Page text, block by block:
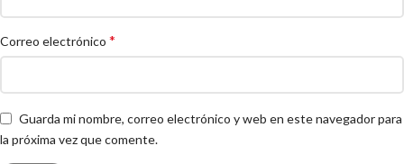
Correo electrónico *
Guarda mi nombre, correo electrónico y web en este navegador para
la próxima vez que comente.